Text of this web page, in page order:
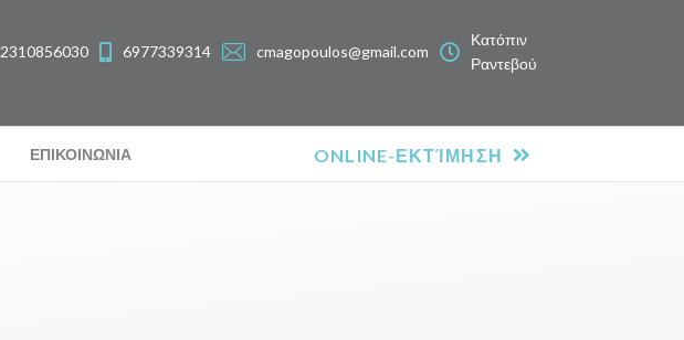
2310856030 6977339314 cmagopoulos@gmail.com
Κατόπιν
Ραντεβού
ONLINE-ΕΚΤΊΜΗΣΗ
ΕΠΙΚΟΙΝΩΝΙΑ